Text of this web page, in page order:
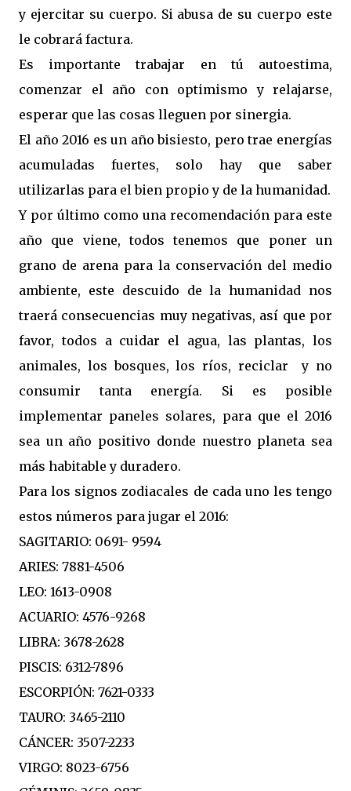
y ejercitar su cuerpo. Si abusa de su cuerpo este
le cobrará factura.
Es importante trabajar en tú autoestima,
comenzar el año con optimismo y relajarse,
esperar que las cosas lleguen por sinergia.
El año 2016 es un año bisiesto, pero trae energías
acumuladas fuertes, solo hay que saber
utilizarlas para el bien propio y de la humanidad.
Y por último como una recomendación para este
año que viene, todos tenemos que poner un
grano de arena para la conservación del medio
ambiente, este descuido de la humanidad nos
traerá consecuencias muy negativas, así que por
favor, todos a cuidar el agua, las plantas, los
animales, los bosques, los ríos, reciclar y no
consumir tanta energía. Si es posible
implementar paneles solares, para que el 2016
sea un año positivo donde nuestro planeta sea
más habitable y duradero.
Para los signos zodiacales de cada uno les tengo
estos números para jugar el 2016:
SAGITARIO: 0691- 9594
ARIES: 7881-4506
LEO: 1613-0908
ACUARIO: 4576-9268
LIBRA: 3678-2628
PISCIS: 6312-7896
ESCORPIÓN: 7621-0333
TAURO: 3465-2110
CÁNCER: 3507-2233
VIRGO: 8023-6756